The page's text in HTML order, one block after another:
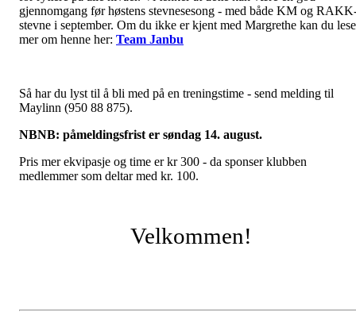
gjennomgang før høstens stevnesesong - med både KM og
stevne i september. Om du ikke er kjent med Margrethe kan du lese
mer om henne her: Team Janbu
Så har du lyst til å bli med på en treningstime - send melding til
Maylinn (950 88 875).
NBNB: påmeldingsfrist er søndag 14. august.
Pris mer ekvipasje og time er kr 300 - da sponser klubben
medlemmer som deltar med kr. 100.
Velkommen!